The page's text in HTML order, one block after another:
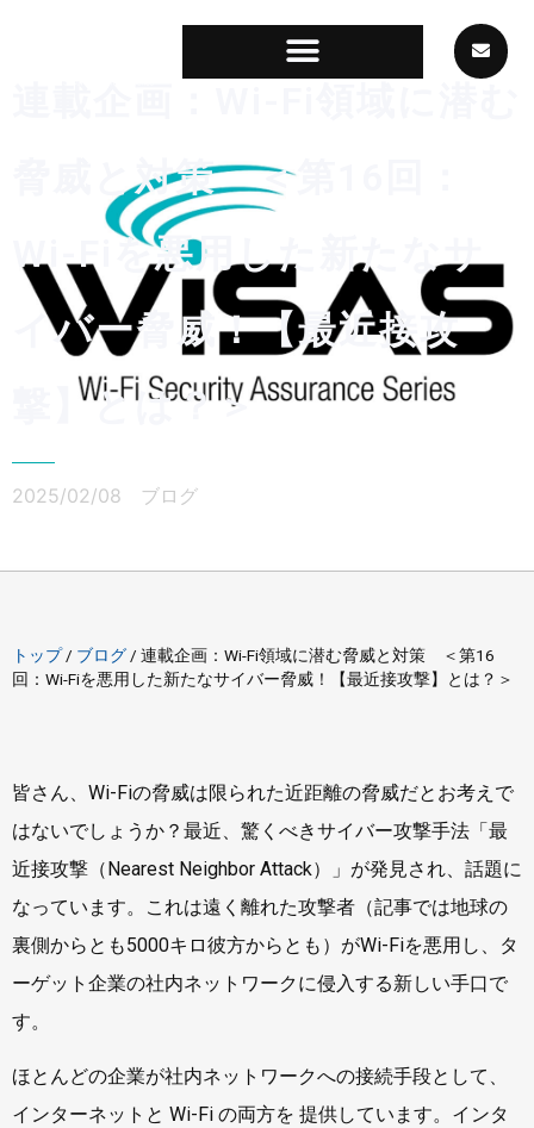
脅威と対策 ＜第16回：
Wi-Fiを悪用した新たなサ
イバー脅威！【最近接攻
撃】とは？＞
2025/02/08 ブログ
トップ/ ブログ / 連載企画：Wi-Fi領域に潜む脅威と対策 ＜第16
回：Wi-Fiを悪用した新たなサイバー脅威！【最近接攻撃】とは？＞
皆さん、Wi-Fiの脅威は限られた近距離の脅威だとお考えで
はないでしょうか？最近、驚くべきサイバー攻撃手法「最
近接攻撃（Nearest Neighbor Attack）」が発見され、話題に
なっています。これは遠く離れた攻撃者（記事では地球の
裏側からとも5000キロ彼方からとも）がWi-Fiを悪用し、タ
ーゲット企業の社内ネットワークに侵入する新しい手口で
す。
ほとんどの企業が社内ネットワークへの接続手段として、
インターネットと Wi-Fi の両方を 提供しています。インタ